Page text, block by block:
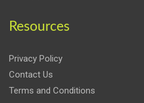
Resources
Privacy Policy
Contact Us
Terms and Conditions